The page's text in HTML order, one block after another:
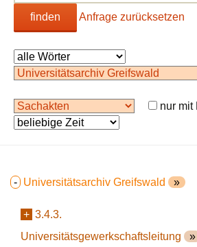
finden Anfrage zurücksetzen
nur
- Universitätsarchiv Greifswald »
+ 3.4.3.
Universitätsgewerkschaftsleitung